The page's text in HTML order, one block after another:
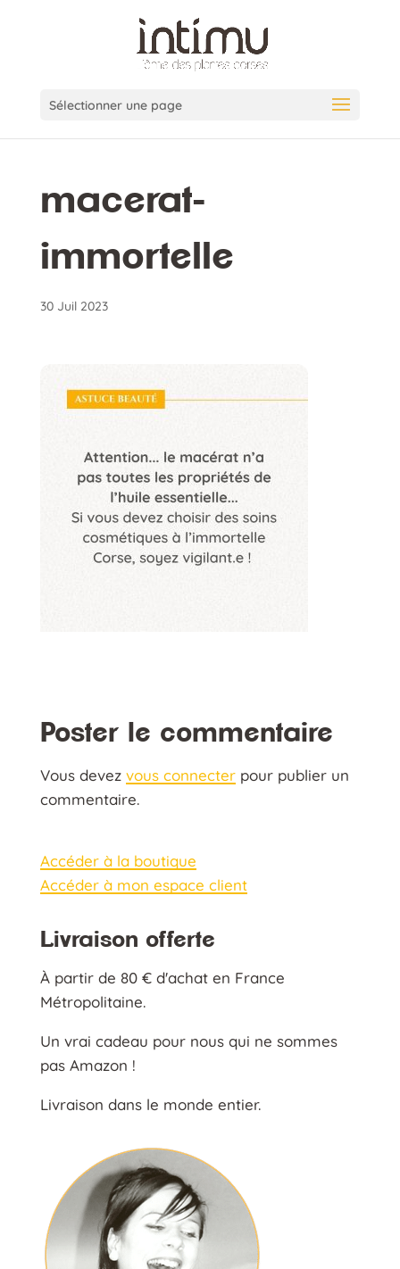
Sélectionner une page
macerat-
immortelle
30 Juil 2023
Poster le commentaire
Vous devez vous connecterpour publier un
commentaire.
Accéder à la boutique
Accéder à mon espace client
Livraison offerte
À partir de 80 € d'achat en France
Métropolitaine.
Un vrai cadeau pour nous qui ne sommes
pas Amazon !
Livraison dans le monde entier.